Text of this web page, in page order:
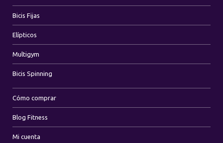
Bicis Fijas
Elípticos
Multigym
Bicis Spinning
Cómo comprar
Blog Fitness
Mi cuenta